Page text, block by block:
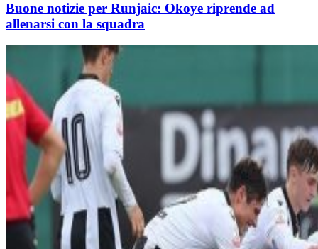
Buone notizie per Runjaic: Okoye riprende ad
allenarsi con la squadra